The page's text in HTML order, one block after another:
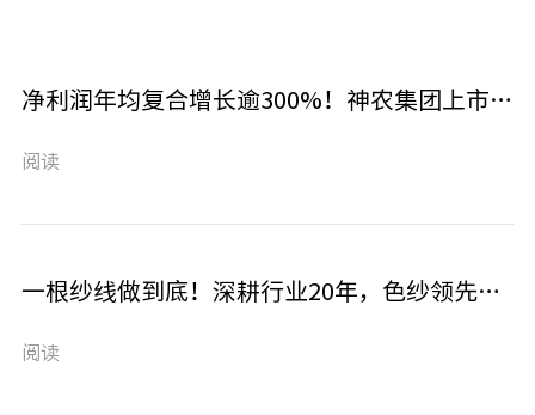
净利润年均复合增长逾300%！神农集团上市，逐鹿万亿生猪市场
阅读
一根纱线做到底！深耕行业20年，色纱领先企业富春染织今日上市！
阅读